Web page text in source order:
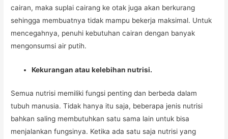
cairan, maka suplai cairang ke otak juga akan berkurang
sehingga membuatnya tidak mampu bekerja maksimal. Untuk
mencegahnya, penuhi kebutuhan cairan dengan banyak
mengonsumsi air putih.
Kekurangan atau kelebihan nutrisi.
Semua nutrisi memiliki fungsi penting dan berbeda dalam
tubuh manusia. Tidak hanya itu saja, beberapa jenis nutrisi
bahkan saling membutuhkan satu sama lain untuk bisa
menjalankan fungsinya. Ketika ada satu saja nutrisi yang